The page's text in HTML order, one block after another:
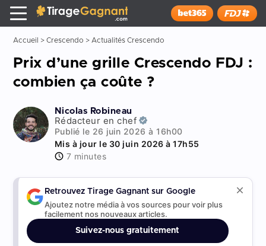
x
Tirage Gagnant
Installer
Accueil > Crescendo > Actualités Crescendo
Prix d’une grille Crescendo FDJ :
combien ça coûte ?
Nicolas Robineau
Rédacteur en chef
Publié le 26 juin 2026 à 16h00
Mis à jour le 30 juin 2026 à 17h55
7 minutes
Retrouvez Tirage Gagnant sur Google
Ajoutez notre média à vos sources pour voir plus
facilement nos nouveaux articles.
Suivez-nous gratuitement